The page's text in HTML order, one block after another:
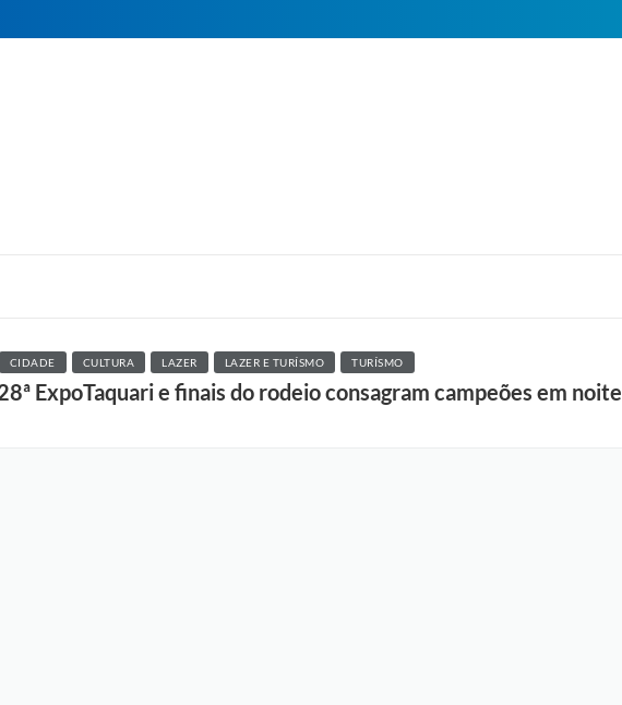
CIDADE CULTURA LAZER LAZER E TURÍSMO TURÍSMO
ExpoTaquari e finais do rodeio consagram campeões em noite